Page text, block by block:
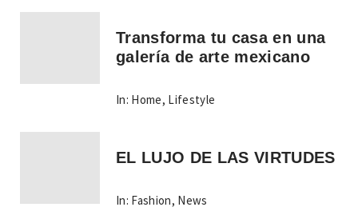
Transforma tu casa en una
galería de arte mexicano
In: Home, Lifestyle
EL LUJO DE LAS VIRTUDES
In: Fashion, News